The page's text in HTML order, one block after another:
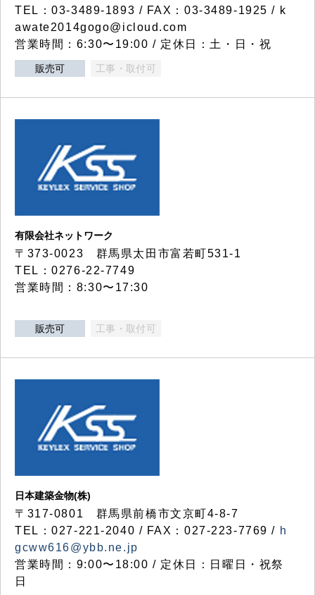
TEL：03-3489-1893 / FAX：03-3489-1925 / k
awate2014gogo@icloud.com
営業時間：6:30〜19:00 / 定休日：土・日・祝
販売可 工事・取付可
有限会社ネットワーク
〒373-0023 群馬県太田市富若町531-1
TEL：0276-22-7749
営業時間：8:30〜17:30
販売可 工事・取付可
日本建築金物(株)
〒317‐0801 群馬県前橋市文京町4-8-7
TEL：027-221-2040 / FAX：027-223-7769 / h
gcww616@ybb.ne.jp
営業時間：9:00〜18:00 / 定休日：日曜日・祝祭
日